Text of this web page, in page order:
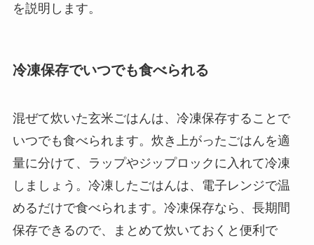
を説明します。
冷凍保存でいつでも食べられる
混ぜて炊いた玄米ごはんは、冷凍保存することで
いつでも食べられます。炊き上がったごはんを適
量に分けて、ラップやジップロックに入れて冷凍
しましょう。冷凍したごはんは、電子レンジで温
めるだけで食べられます。冷凍保存なら、長期間
保存できるので、まとめて炊いておくと便利で